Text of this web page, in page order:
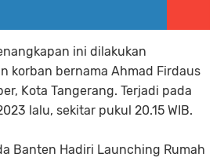
ini dilakukan
korban bernama Ahmad Firdaus
Kota Tangerang. Terjadi pada
lalu, sekitar pukul 20.15 WIB.
Banten Hadiri Launching Rumah